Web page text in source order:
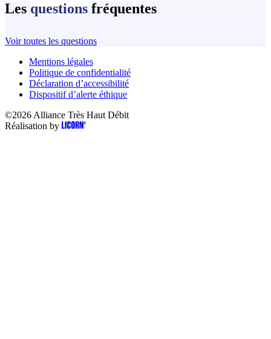
Les questions fréquentes
Voir toutes les questions
Mentions légales
Politique de confidentialité
Déclaration d’accessibilité
Dispositif d’alerte éthique
©2026 Alliance Très Haut Débit
Réalisation by